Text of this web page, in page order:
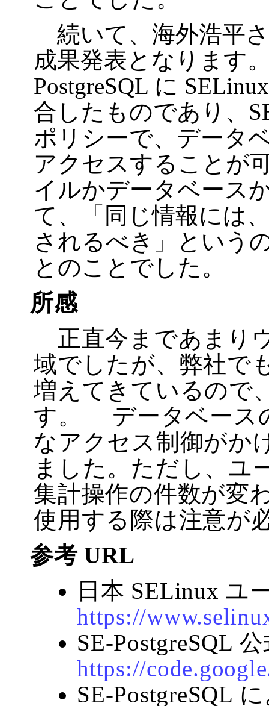
続いて、海外浩平さ
成果発表となります
PostgreSQL に
合したものであり、
ポリシーで、データ
アクセスすることが
イルかデータベース
て、「同じ情報には
されるべき」という
とのことでした。
所感
正直今まであまり
域でしたが、弊社で
増えてきているので
す。 データベース
なアクセス制御がか
ました。ただし、ユ
集計操作の件数が変
使用する際は注意が
参考 URL
日本 SELinux ユ
https://
SE-PostgreSQL
https://
SE-PostgreSQL